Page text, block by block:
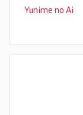
Yunime no Ai